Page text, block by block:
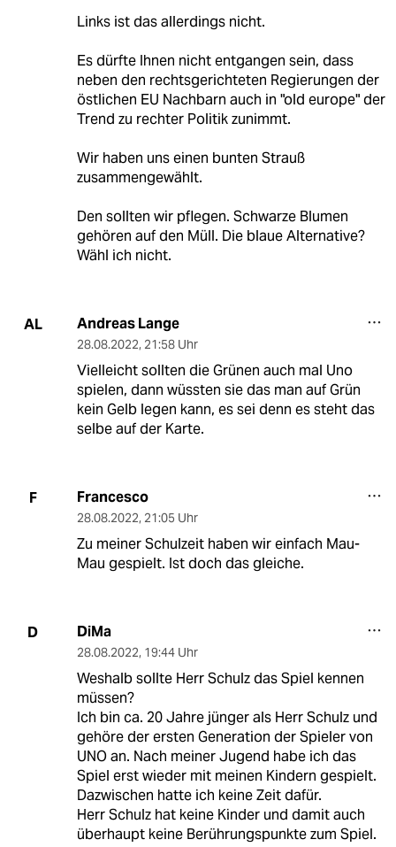
Links ist das allerdings nicht.
Es dürfte Ihnen nicht entgangen sein, dass
neben den rechtsgerichteten Regierungen der
östlichen EU Nachbarn auch in "old europe" der
Trend zu rechter Politik zunimmt.
Wir haben uns einen bunten Strauß
zusammengewählt.
Den sollten wir pflegen. Schwarze Blumen
gehören auf den Müll. Die blaue Alternative?
Wähl ich nicht.
AL Andreas Lange
28.08.2022, 21:58 Uhr
Vielleicht sollten die Grünen auch mal Uno
spielen, dann wüssten sie das man auf Grün
kein Gelb legen kann, es sei denn es steht das
selbe auf der Karte.
F Francesco
28.08.2022, 21:05 Uhr
Zu meiner Schulzeit haben wir einfach Mau-
Mau gespielt. Ist doch das gleiche.
D DiMa
28.08.2022, 19:44 Uhr
Weshalb sollte Herr Schulz das Spiel kennen
müssen?
Ich bin ca. 20 Jahre jünger als Herr Schulz und
gehöre der ersten Generation der Spieler von
UNO an. Nach meiner Jugend habe ich das
Spiel erst wieder mit meinen Kindern gespielt.
Dazwischen hatte ich keine Zeit dafür.
Herr Schulz hat keine Kinder und damit auch
überhaupt keine Berührungspunkte zum Spiel.